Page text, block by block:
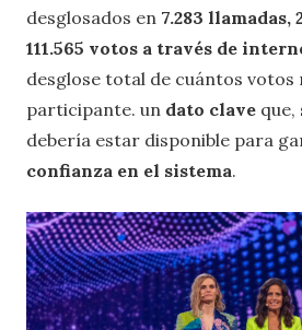
desglosados en 7.283 llamadas,
111.565 votos a través de
desglose total de cuántos votos
participante. un dato clave que,
debería estar disponible para
confianza en el sistema.